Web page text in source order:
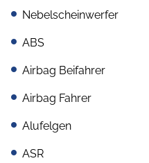
Nebelscheinwerfer
ABS
Airbag Beifahrer
Airbag Fahrer
Alufelgen
ASR